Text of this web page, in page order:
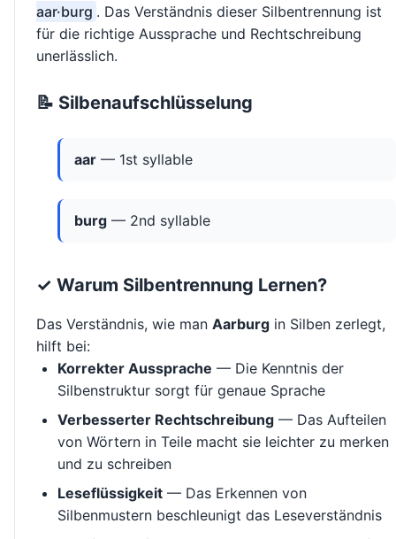
aar·burg . Das Verständnis dieser Silbentrennung ist
für die richtige Aussprache und Rechtschreibung
unerlässlich.
📝 Silbenaufschlüsselung
aar — 1st syllable
burg — 2nd syllable
✓ Warum Silbentrennung Lernen?
Das Verständnis, wie man Aarburg in Silben zerlegt,
hilft bei:
Korrekter Aussprache — Die Kenntnis der
Silbenstruktur sorgt für genaue Sprache
Verbesserter Rechtschreibung — Das Aufteilen
von Wörtern in Teile macht sie leichter zu merken
und zu schreiben
Leseflüssigkeit — Das Erkennen von
Silbenmustern beschleunigt das Leseverständnis